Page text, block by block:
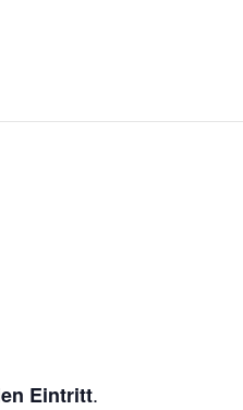
Eintritt.